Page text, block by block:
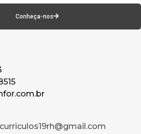
Conheça-nos